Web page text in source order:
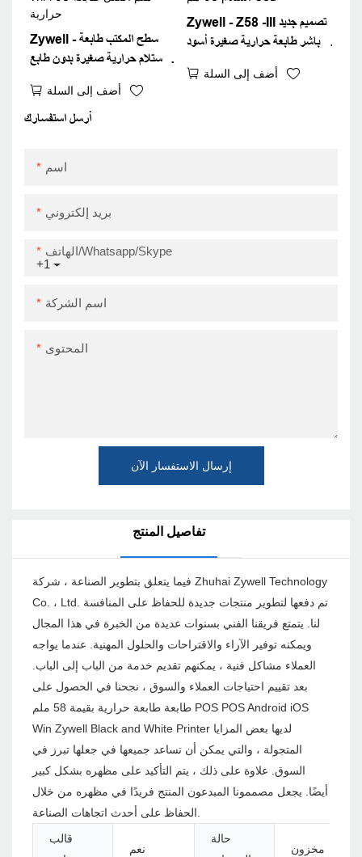
Zywell - سطح المكتب طابعة
استلام حرارية صغيرة بدون طابع
ملم أفضل طابعة حرارية
أضف إلى السلة
Zywell - Z58 -III تصميم جديد
مباشر طابعة حرارية صغيرة أسود
USBأضف إلى السلة
أرسل استفسارك
اسم
بريد إلكتروني
+1
الهاتف/Whatsapp/Skype
اسم الشركة
المحتوى
إرسال الاستفسار الآن
تفاصيل المنتج
فيما يتعلق بتطوير الصناعة ، شركة Zhuhai Zywell Technology
Co. ، Ltd. تم دفعها لتطوير منتجات جديدة للحفاظ على المنافسة
لنا. يتمتع فريقنا الفني بسنوات عديدة من الخبرة في هذا المجال
ويمكنه توفير الآراء والاقتراحات والحلول المهنية. عندما يواجه
العملاء مشاكل فنية ، يمكنهم تقديم خدمة من الباب إلى الباب.
بعد تقييم احتياجات العملاء والسوق ، نجحنا في الحصول على
طابعة طابعة حرارية بقيمة 58 ملم POS POS Android iOS
Win Zywell Black and White Printer لديها بعض المزايا
المتجولة ، والتي يمكن أن تساعد جميعها في جعلها تبرز في
السوق. علاوة على ذلك ، يتم التأكيد على مظهره بشكل كبير
أيضًا. يجعل مصممونا المبدعون المنتج فريدًا في مظهره من خلال
قالب
نعم
حالة
مخزون